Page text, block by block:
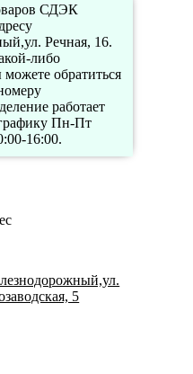
СДЭК
Речная, 16.
либо
обратиться
работает
Пн-Пт
16:00.
5